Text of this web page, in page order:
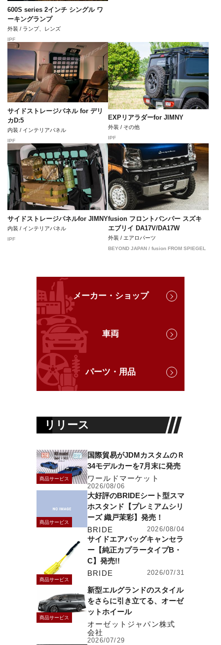
600S series 2インチ シングル ワ
ーキングランプ
外装 / ランプ、レンズ
IPF
サイドストレージパネル for デリ
カD:5
内装 / インテリアパネル
IPF
EXPリアラダーfor JIMNY
外装 / その他
IPF
サイドストレージパネルfor JIMNY
内装 / インテリアパネル
IPF
fusion フロントバンパー スズキ
エブリイ DA17V/DA17W
外装 / エアロパーツ
BEYOND JAPAN / fusion FROM SPIEGEL
メーカー・ショップ
車両
パーツ・用品
リリース
商品サービス
国際貿易がJDMカスタムのＲ
34モデルカーを7月末に発売
ワールドマーケット
2026/08/06
商品サービス
大好評のBRIDEシート型スマ
ホスタンド【プレミアムシリ
ーズ 織戸茉彩】発売！
BRIDE
2026/08/04
商品サービス
サイドエアバッグキャンセラ
ー【純正カプラータイプB・
C】発売!!
BRIDE
2026/07/31
商品サービス
新型エルグランドのスタイル
をさらに引き立てる、オーゼ
ットホイール
オーゼットジャパン株式
会社
2026/07/29